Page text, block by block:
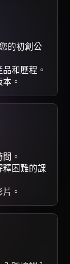
的初創公
和歷程。
。
。
釋困難的課
。